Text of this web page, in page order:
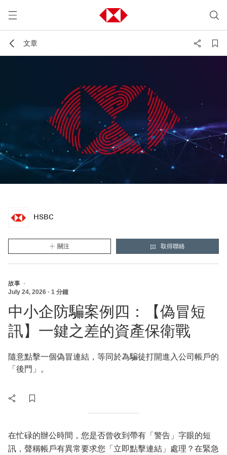
文章
HSBC
關注
HSBC
(將打開一個新的模態視窗)
取得聯絡
HSBC
(新的視窗將會打開)
故事 ·
July 24, 2026 · 1 分鐘
中小企防騙案例四：【偽冒短
訊】一鍵之差的資產保衛戰
隨意點擊一個偽冒連結，等同於為騙徒打開進入公司帳戶的
「後門」。
在忙碌的辦公時間，您是否曾收到帶有「警告」字眼的短
訊，聲稱帳戶有異常要求您「立即點擊連結」處理？在緊急